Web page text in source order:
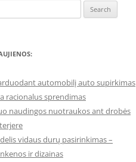
automobilį auto supirkimas
racionalus sprendimas
naudingos nuotraukos ant drobės
vidaus durų pasirinkimas –
ir dizainas